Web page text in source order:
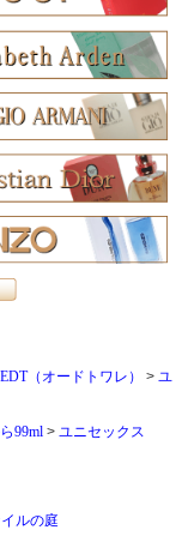
EDT（オードトワレ）
ユ
99ml
ユニセックス
ルの庭